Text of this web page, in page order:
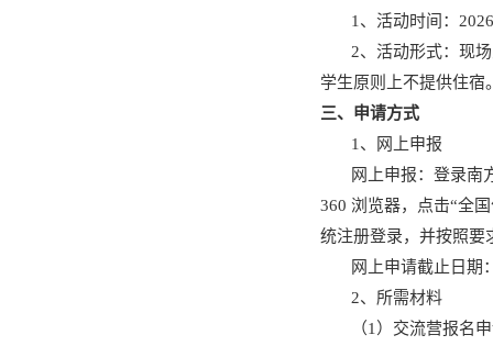
1、活动时间：
2、活动形式：现
学生原则上不提供住宿
三、申请方式
1、网上申报
网上申报：登录南
360 浏览器，点击“全
统注册登录，并按照要
网上申请截止日期
2、所需材料
（1） 交流营报名